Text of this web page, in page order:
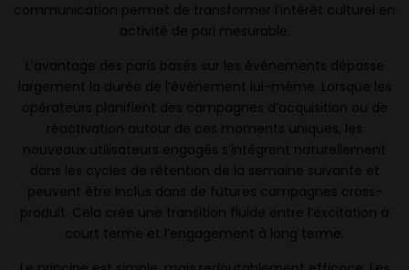
communication permet de transformer l’intérêt culturel en
activité de pari mesurable.
L’avantage des paris basés sur les événements dépasse
largement la durée de l’événement lui-même. Lorsque les
opérateurs planifient des campagnes d’acquisition ou de
réactivation autour de ces moments uniques, les
nouveaux utilisateurs engagés s’intègrent naturellement
dans les cycles de rétention de la semaine suivante et
peuvent être inclus dans de futures campagnes cross-
produit. Cela crée une transition fluide entre l’excitation à
court terme et l’engagement à long terme.